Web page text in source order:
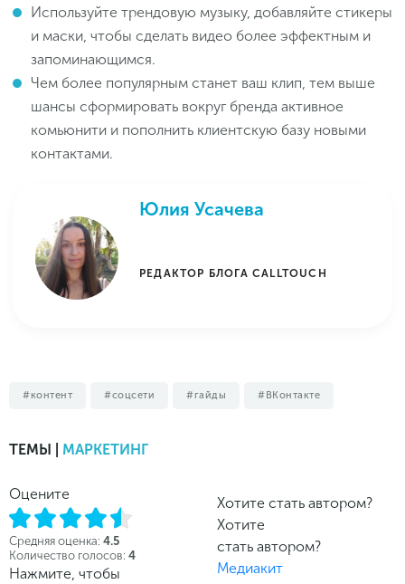
Используйте трендовую музыку, добавляйте стикеры
и маски, чтобы сделать видео более эффектным и
запоминающимся.
Чем более популярным станет ваш клип, тем выше
шансы сформировать вокруг бренда активное
комьюнити и пополнить клиентскую базу новыми
контактами.
Юлия Усачева
РЕДАКТОР БЛОГА CALLTOUCH
контент соцсети гайды ВКонтакте
ТЕМЫ | МАРКЕТИНГ
Оцените
Средняя оценка: 4.5
Количество голосов: 4
Нажмите, чтобы
Хотите стать автором?
Хотите
стать автором?
Медиакит